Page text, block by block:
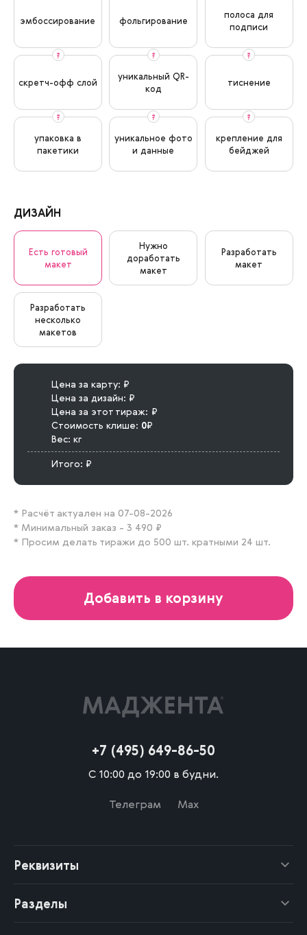
эмбоссирование фольгирование
полоса для
подписи
скретч-офф слой
?
уникальный QR-
код
?
тиснение
?
упаковка в
пакетики
?
уникальное фото
и данные
?
креплениe для
бейджей
?
ДИЗАЙН
Есть готовый
макет
Нужно
доработать
макет
Разработать
макет
Разработать
несколько
макетов
Цена за карту:
Цена за дизайн:
Цена за этот тираж:
Стоимость клише: 0
Вес:кг
Итого:
* Расчёт актуален на 07-08-2026
* Минимальный заказ - 3 490
* Просим делать тиражи до 500 шт. кратными 24 шт.
Добавить в корзину
+7 (495) 649-86-50
С 10:00 до 19:00 в будни.
Телеграм
Max
Реквизиты
Разделы